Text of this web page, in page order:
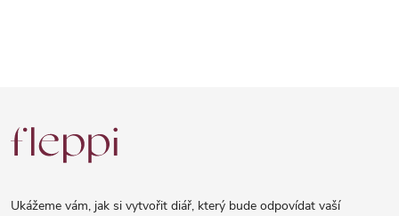
á
Ukážeme vám, jak si vytvořit diář, který bude odpovídat vaší